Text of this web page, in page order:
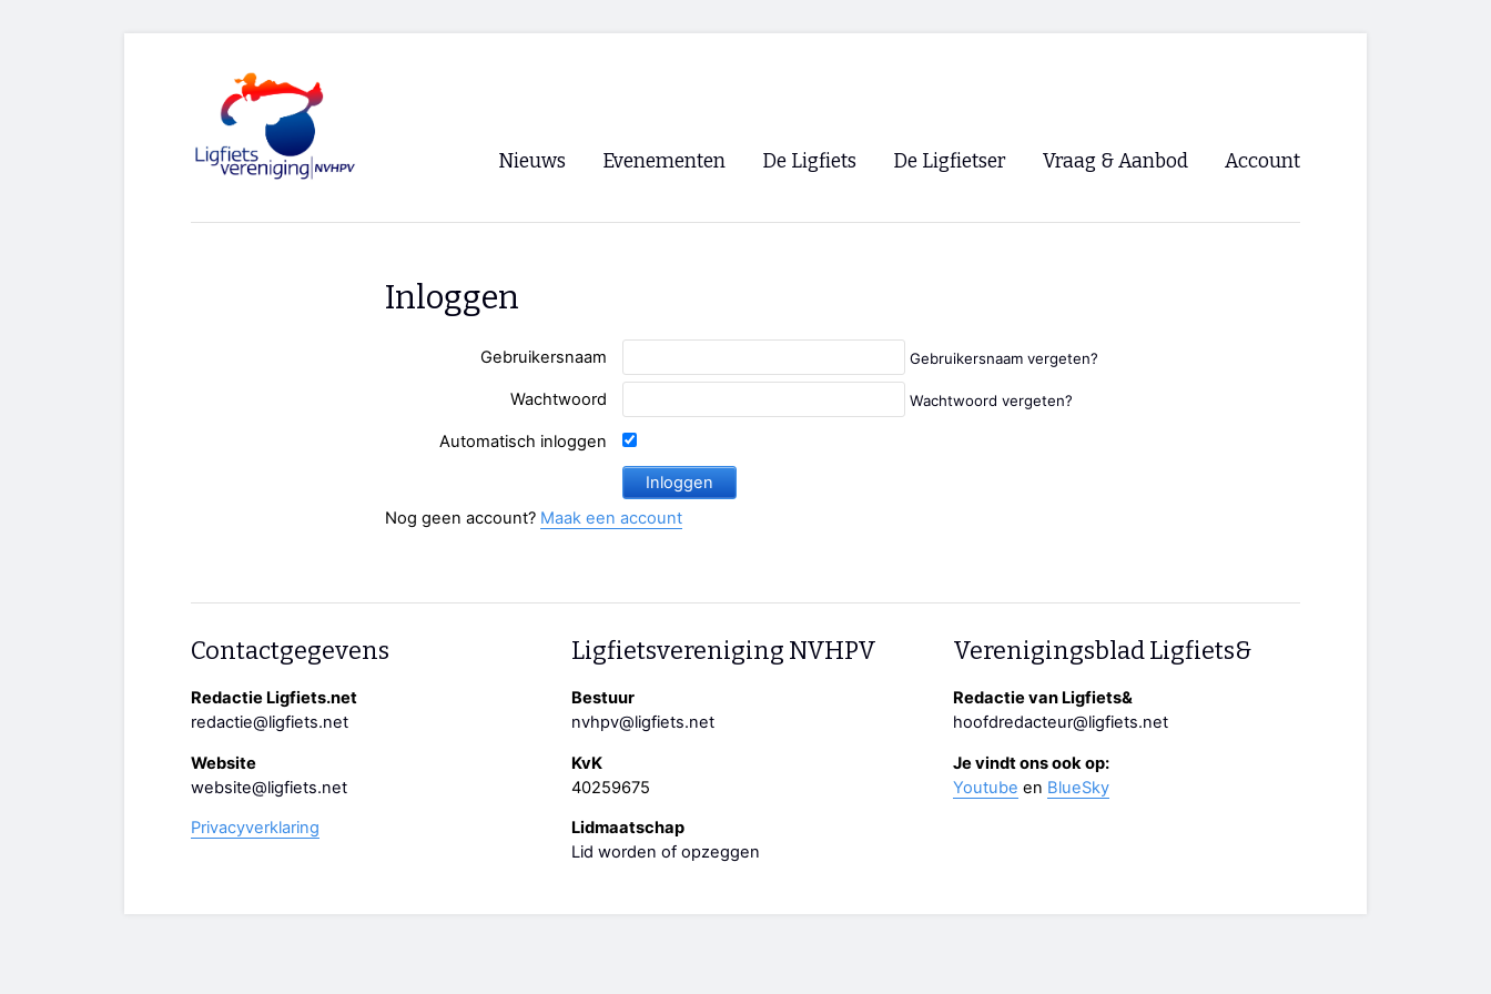
Nieuws Evenementen
Paastreffen
Oliebollentocht
De Ligfiets De Ligfietser
Lokale Fietsverenigingen
Vraag & Aanbod Account
Inloggen
Gebruikersnaam Gebruikersnaam vergeten?
Wachtwoord Wachtwoord vergeten?
Automatisch inloggen
Nog geen account? Maak een account
Contactgegevens
Redactie Ligfiets.net
redactie@ligfiets.net
Website
website@ligfiets.net
Privacyverklaring
Ligfietsvereniging NVHPV
Bestuur
nvhpv@ligfiets.net
KvK
40259675
Lidmaatschap
Lid worden of opzeggen
Verenigingsblad Ligfiets&
Redactie van Ligfiets&
hoofdredacteur@ligfiets.net
Je vindt ons ook op:
Youtube en BlueSky